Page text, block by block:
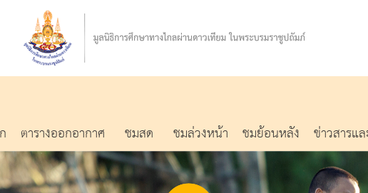
ตารางออกอากาศ ชมสด ชมล่วงหน้า ชมย้อนหลัง ข่าวสารแ